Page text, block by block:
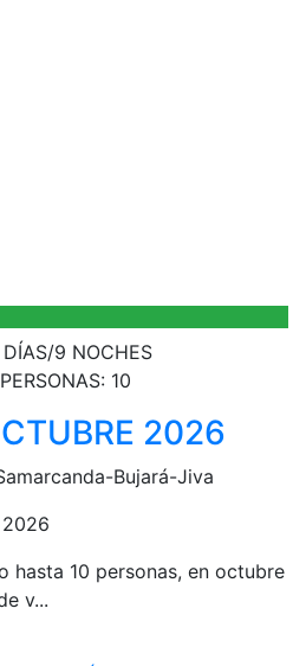
DÍAS/9 NOCHES
PERSONAS: 10
2026
Bujará-Jiva
hasta 10 personas, en octubre
v...